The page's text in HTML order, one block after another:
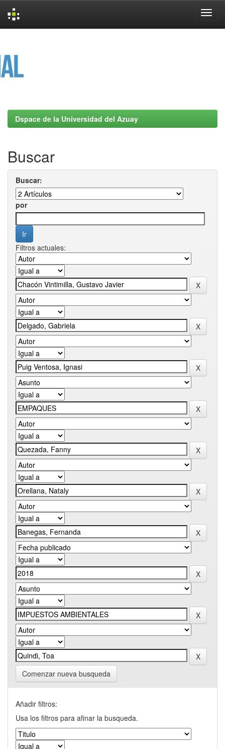
Dspace de la Universidad del Azuay
Buscar
Buscar:
por
Filtros actuales:
Comenzar nueva busqueda
Añadir filtros:
Usa los filtros para afinar la busqueda.